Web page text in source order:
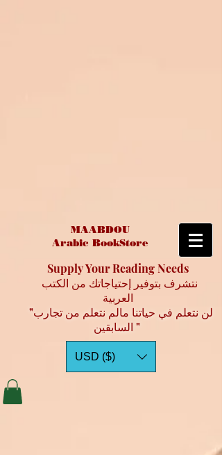
MAABDOU
Arabic BookStore
Supply Your Reading Needs
العربية
"لن نتعلم في حياتنا مالم نتعلم من تجارب
السابقين "
USD ($)